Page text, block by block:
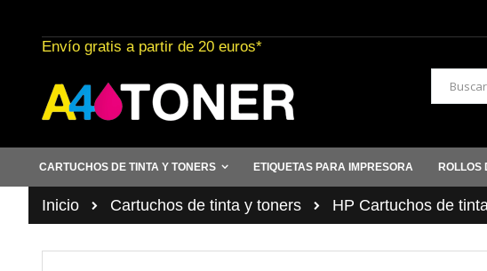
al
contenido
Envío gratis a partir de 20 euros*
Buscar
CARTUCHOS DE TINTA Y TONERS ETIQUETAS PARA IMPRESORA ROLLOS
Inicio Cartuchos de tinta y toners HP Cartuchos de